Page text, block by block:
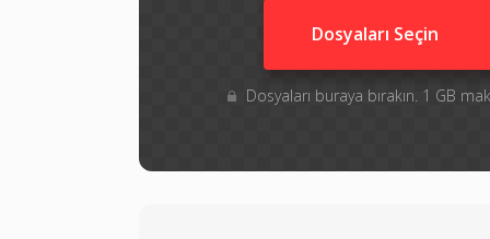
Dosyaları Seçin
Dosyaları buraya bırakın. 1 GB